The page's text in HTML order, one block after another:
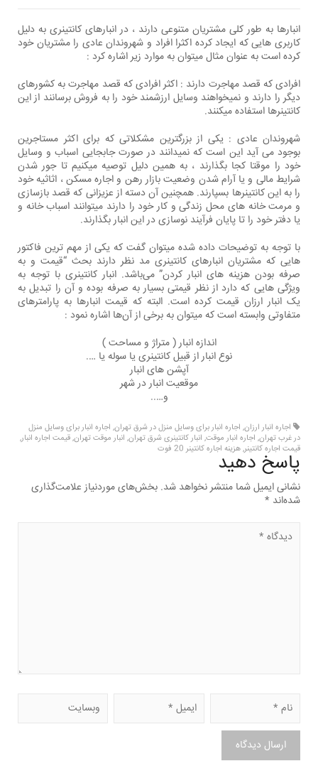
انبارها به طور کلی مشتریان متنوعی دارند ، در انبارهای کانتینری به دلیل
کاربری هایی که ایجاد کرده اکثرا افراد و شهروندان عادی را مشتریان خود
کرده است به عنوان مثال میتوان به موارد زیر اشاره کرد :
افرادی که قصد مهاجرت دارند : اکثر افرادی که قصد مهاجرت به کشورهای
دیگر را دارند و نمیخواهند وسایل ارزشمند خود را به فروش برسانند از این
کانتینرها استفاده میکنند.
شهروندان عادی : یکی از بزرگترین مشکلاتی که برای اکثر مستاجرین
بوجود می آید این است که نمیدانند در صورت جابجایی اسباب و وسایل
خود را موقتا کجا بگذارند ، به همین دلیل توصیه میکنیم تا جور شدن
شرایط مالی و یا آرام شدن وضعیت بازار رهن و اجاره مسکن ، اثاثیه خود
را به این کانتینرها بسپارند. همچنین آن دسته از عزیزانی که قصد بازسازی
و مرمت خانه های محل زندگی و کار خود را دارند میتوانند اسباب خانه و
یا دفتر خود را تا پایان فرآیند نوسازی در این انبار بگذارند.
با توجه به توضیحات داده شده میتوان گفت که یکی از مهم ترین فاکتور
هایی که مشتریان انبارهای کانتینری مد نظر دارند بحث “قیمت و به
صرفه بودن هزینه های انبار کردن” می‌باشد. انبار کانتینری با توجه به
ویژگی هایی که دارد از نظر قیمتی بسیار به صرفه بوده و آن را تبدیل به
یک انبار ارزان قیمت کرده است. البته که قیمت انبارها به پارامترهای
متفاوتی وابسته است که میتوان به برخی از آن‌ها اشاره نمود :
اندازه انبار ( متراژ و مساحت )
نوع انبار از قبیل کانتینری یا سوله یا ….
آپشن های انبار
موقعیت انبار در شهر
و…..
اجاره انبار ارزان, اجاره انبار برای وسایل منزل در شرق تهران, اجاره انبار برای وسایل منزل
در غرب تهران, اجاره انبار موقت, انبار کانتینری شرق تهران, انبار موقت تهران,قیمت اجاره انبار,
قیمت اجاره کانتینر,هزینه اجاره کانتینر 20 فوت
پاسخ دهید
نشانی ایمیل شما منتشر نخواهد شد. بخش‌های موردنیاز علامت‌گذاری
شده‌اند *